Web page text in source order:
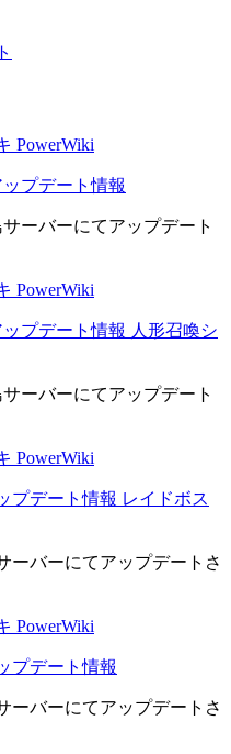
プデート情報
ーバーにてアップデート
プデート情報 人形召喚シ
ーバーにてアップデート
プデート情報 レイドボス
ーバーにてアップデートさ
プデート情報
ーバーにてアップデートさ